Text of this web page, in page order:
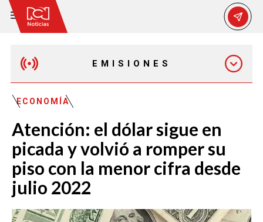
EMISIONES
EMISIÓN 7:00 PM
ECONOMÍA
Atención: el dólar sigue en
picada y volvió a romper su
piso con la menor cifra desde
julio 2022